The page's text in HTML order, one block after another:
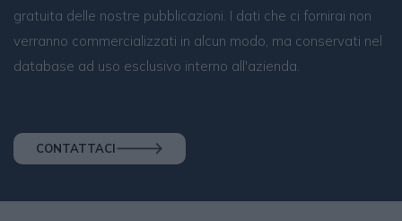
gratuita delle nostre pubblicazioni. I dati che ci fornirai non
verranno commercializzati in alcun modo, ma conservati nel
database ad uso esclusivo interno all'azienda.
CONTATTACI